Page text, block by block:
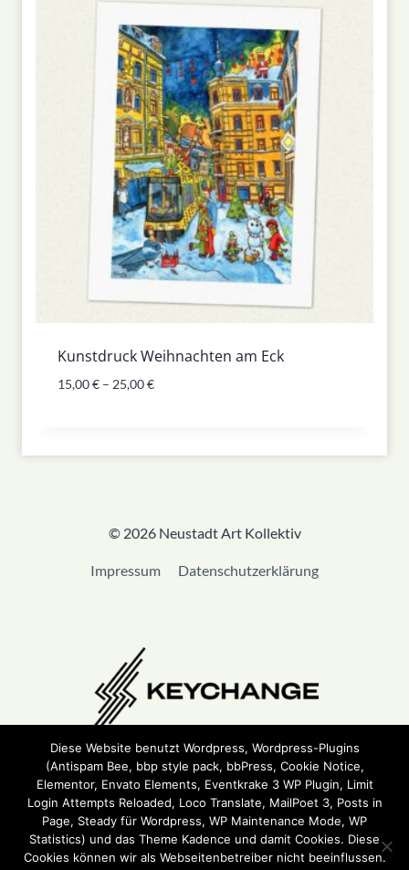
Kunstdruck Weihnachten am Eck
15,00€ – 25,00€
© 2026 Neustadt Art Kollektiv
Impressum Datenschutzerklärung
Wir sind Teil vonKeychange und haben einePledge
unterzeichnet.
Diese Website benutzt Wordpress, Wordpress-Plugins
(Antispam Bee, bbp style pack, bbPress, Cookie Notice,
Elementor, Envato Elements, Eventkrake 3 WP Plugin, Limit
Login Attempts Reloaded, Loco Translate, MailPoet 3, Posts in
Page, Steady für Wordpress, WP Maintenance Mode, WP
Statistics) und das Theme Kadence und damit Cookies. Diese
Cookies können wir als Webseitenbetreiber nicht beeinflussen.